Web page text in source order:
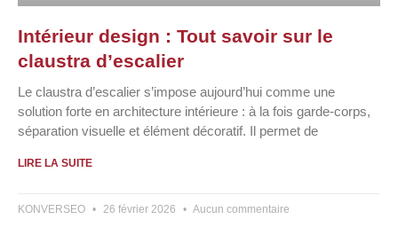
Intérieur design : Tout savoir sur le
claustra d’escalier
Le claustra d’escalier s’impose aujourd’hui comme une
solution forte en architecture intérieure : à la fois garde-corps,
séparation visuelle et élément décoratif. Il permet de
LIRE LA SUITE
KONVERSEO 26 février 2026 Aucun commentaire